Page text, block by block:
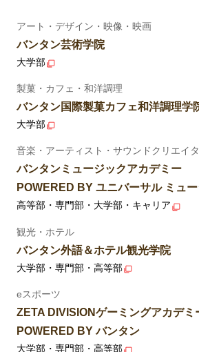
アート・デザイン・映像・映画
バンタン芸術学院
大学部
製菓・カフェ・和洋調理
バンタン国際製菓カフェ和洋調理学
大学部
音楽・アーティスト・サウンドクリエイ
バンタンミュージックアカデミー
POWERED BY ユニバーサル ミュ
高等部・専門部・大学部・キャリア
観光・ホテル
バンタン外語＆ホテル観光学院
大学部・専門部・高等部
eスポーツ
ZETA DIVISIONゲーミングアカデミ
POWERED BY バンタン
大学部・専門部・高等部